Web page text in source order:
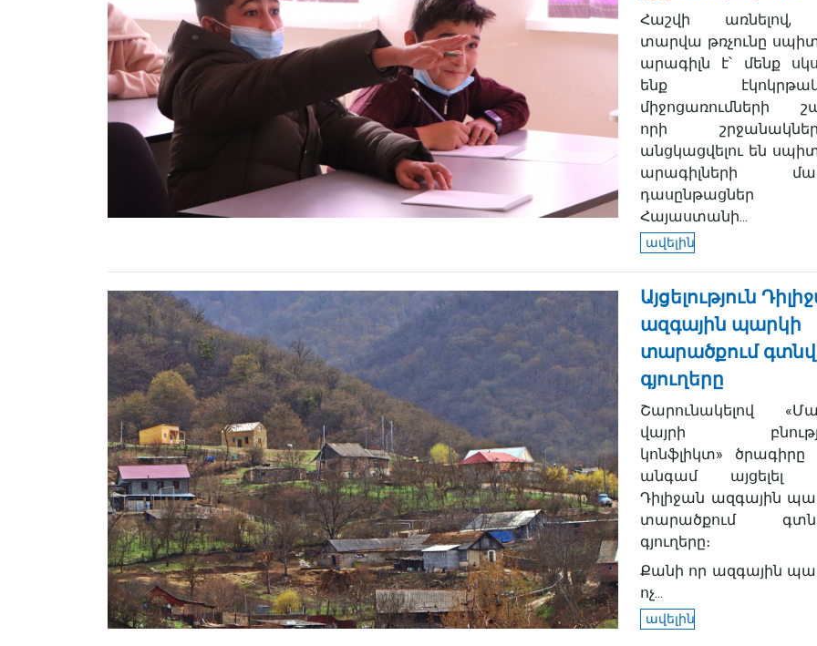
Հաշվի առնելով,
տարվա թռչունը
արագիլն է՝ մենք
ենք
միջոցառումների
որի
անցկացվելու են
արագիլների
դասընթացներ
Հայաստանի...
ավելին
Այցելություն
ազգային պարկի
տարածքում
գյուղերը
Շարունակելով
վայրի
կոնֆլիկտ» ծրագիրը
անգամ այցելել
Դիլիջան ազգային
տարածքում
գյուղերը։
Քանի որ ազգային
ոչ...
ավելին